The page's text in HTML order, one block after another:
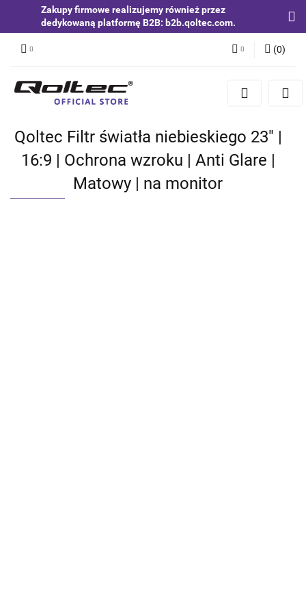
Zakupy firmowe realizujemy również przez
dedykowaną platformę B2B: b2b.qoltec.com.
Zaloguj się
Zgody cookies
(0)
Qoltec Filtr światła niebieskiego 23" |
16:9 | Ochrona wzroku | Anti Glare |
Matowy | na monitor